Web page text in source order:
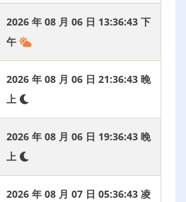
2026 年 08 月 06 日 13:36:44 下
午
2026 年 08 月 06 日 21:36:44 晚
上
2026 年 08 月 06 日 19:36:44 晚
上
2026 年 08 月 07 日 05:36:44 凌